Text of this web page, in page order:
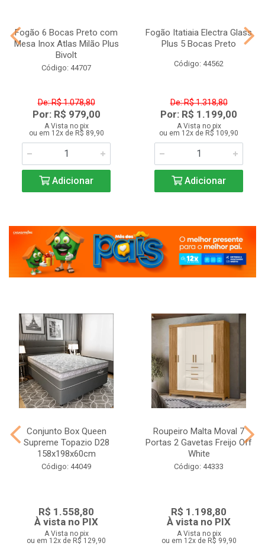
Fogão 6 Bocas Preto com
Mesa Inox Atlas Milão Plus
Bivolt
Código: 44707
De: R$ 1.078,80
Por: R$ 979,00
A Vista no pix
ou em 12x de R$ 89,90
Adicionar
Fogão Itatiaia Electra Glass
Plus 5 Bocas Preto
Código: 44562
De: R$ 1.318,80
Por: R$ 1.199,00
A Vista no pix
ou em 12x de R$ 109,90
Adicionar
Conjunto Box Queen
Supreme Topazio D28
158x198x60cm
Código: 44049
R$ 1.558,80
À vista no PIX
A Vista no pix
ou em 12x de R$ 129,90
Roupeiro Malta Moval 7
Portas 2 Gavetas Freijo Off
White
Código: 44333
R$ 1.198,80
À vista no PIX
A Vista no pix
ou em 12x de R$ 99,90